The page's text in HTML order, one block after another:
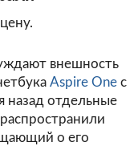
внешность
Aspire One с
назад отдельные
о его